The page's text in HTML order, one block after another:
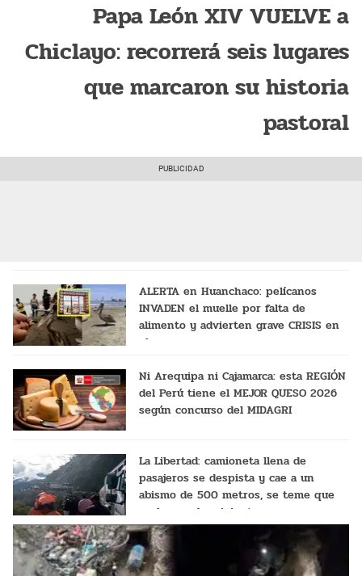
Papa León XIV VUELVE a
Chiclayo: recorrerá seis lugares
que marcaron su historia
pastoral
ALERTA en Huanchaco: pelícanos
INVADEN el muelle por falta de
alimento y advierten grave CRISIS en
el mar
Ni Arequipa ni Cajamarca: esta REGIÓN
del Perú tiene el MEJOR QUESO 2026
según concurso del MIDAGRI
La Libertad: camioneta llena de
pasajeros se despista y cae a un
abismo de 500 metros, se teme que
no haya sobrevivientes